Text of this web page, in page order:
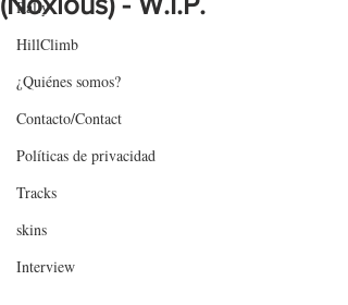
Rally
HillClimb
¿Quiénes somos?
Contacto/Contact
Políticas de privacidad
Tracks
skins
Interview